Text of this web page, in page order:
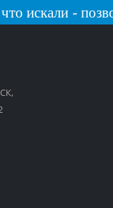
искали -